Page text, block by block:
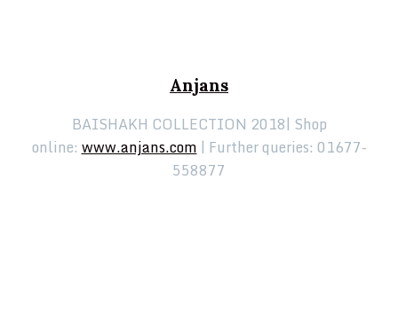
Anjans
BAISHAKH COLLECTION 2018| Shop
online: www.anjans.com | Further queries: 01677-
558877